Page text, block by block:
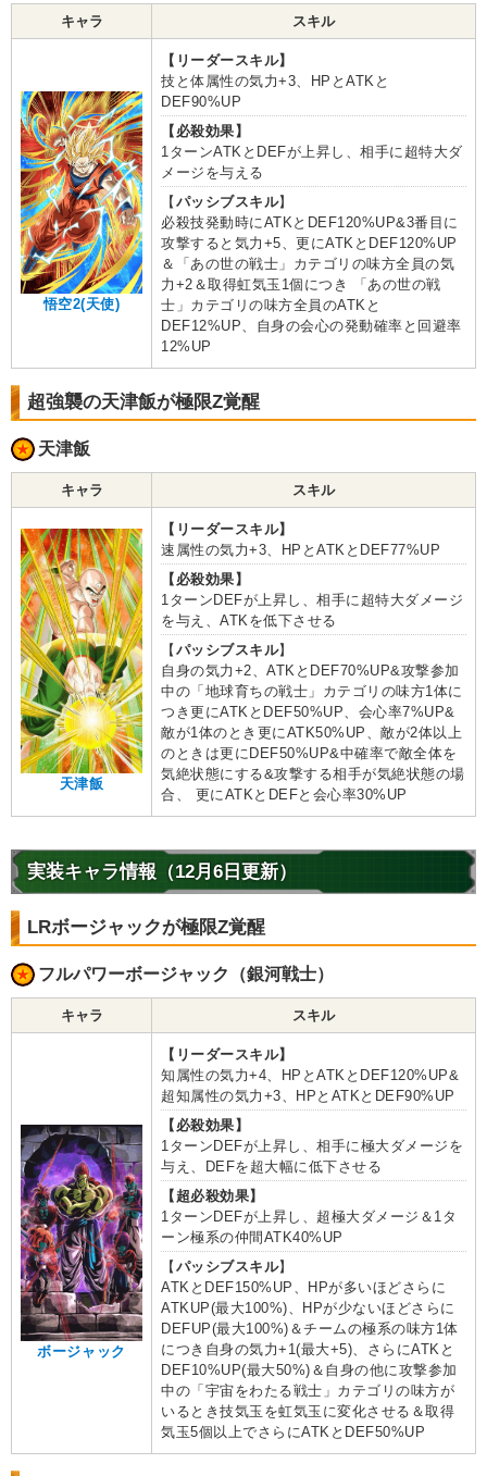
キャラ スキル
悟空2(天使)
【リーダースキル】
技と体属性の気力+3、HPとATKと
DEF90%UP
【必殺効果】
1ターンATKとDEFが上昇し、相手に超特大ダ
メージを与える
【 パッシブスキル】
必殺技発動時にATKとDEF120%UP&3番目に
攻撃すると気力+5、更にATKとDEF120%UP
＆「あの世の戦士」カテゴリの味方全員の気
力+2＆取得虹気玉1個につき 「あの世の戦
士」カテゴリの味方全員のATKと
DEF12%UP、自身の会心の発動確率と回避率
12%UP
超強襲の天津飯が極限Z覚醒
天津飯
キャラ スキル
天津飯
【リーダースキル】
速属性の気力+3、HPとATKとDEF77%UP
【必殺効果】
1ターンDEFが上昇し、相手に超特大ダメージ
を与え、ATKを低下させる
【 パッシブスキル】
自身の気力+2、ATKとDEF70%UP&攻撃参加
中の「地球育ちの戦士」カテゴリの味方1体に
つき更にATKとDEF50%UP、会心率7%UP&
敵が1体のとき更にATK50%UP、敵が2体以上
のときは更にDEF50%UP&中確率で敵全体を
気絶状態にする&攻撃する相手が気絶状態の場
合、 更にATKとDEFと会心率30%UP
実装キャラ情報（12月6日更新）
LRボージャックが極限Z覚醒
フルパワーボージャック（銀河戦士）
キャラ スキル
ボージャック
【リーダースキル】
知属性の気力+4、HPとATKとDEF120%UP&
超知属性の気力+3、HPとATKとDEF90%UP
【必殺効果】
1ターンDEFが上昇し、相手に極大ダメージを
与え、DEFを超大幅に低下させる
【超必殺効果】
1ターンDEFが上昇し、超極大ダメージ＆1タ
ーン極系の仲間ATK40%UP
【 パッシブスキル】
ATKとDEF150%UP、HPが多いほどさらに
ATKUP(最大100%)、HPが少ないほどさらに
DEFUP(最大100%)＆チームの極系の味方1体
につき自身の気力+1(最大+5)、さらにATKと
DEF10%UP(最大50%)＆自身の他に攻撃参加
中の「宇宙をわたる戦士」カテゴリの味方が
いるとき技気玉を虹気玉に変化させる＆取得
気玉5個以上でさらにATKとDEF50%UP